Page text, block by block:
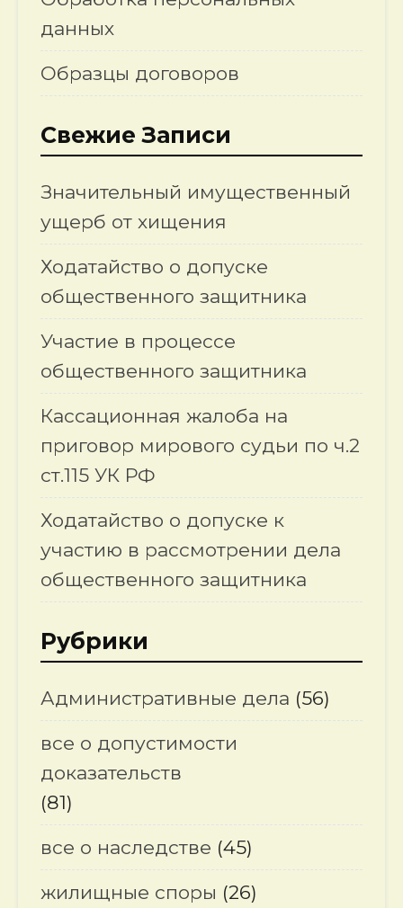
данных
Образцы договоров
Свежие Записи
Значительный имущественный
ущерб от хищения
Ходатайство о допуске
общественного защитника
Участие в процессе
общественного защитника
Кассационная жалоба на
приговор мирового судьи по ч.2
ст.115 УК РФ
Ходатайство о допуске к
участию в рассмотрении дела
общественного защитника
Рубрики
Административные дела (56)
все о допустимости
доказательств
(81)
все о наследстве (45)
жилищные споры (26)